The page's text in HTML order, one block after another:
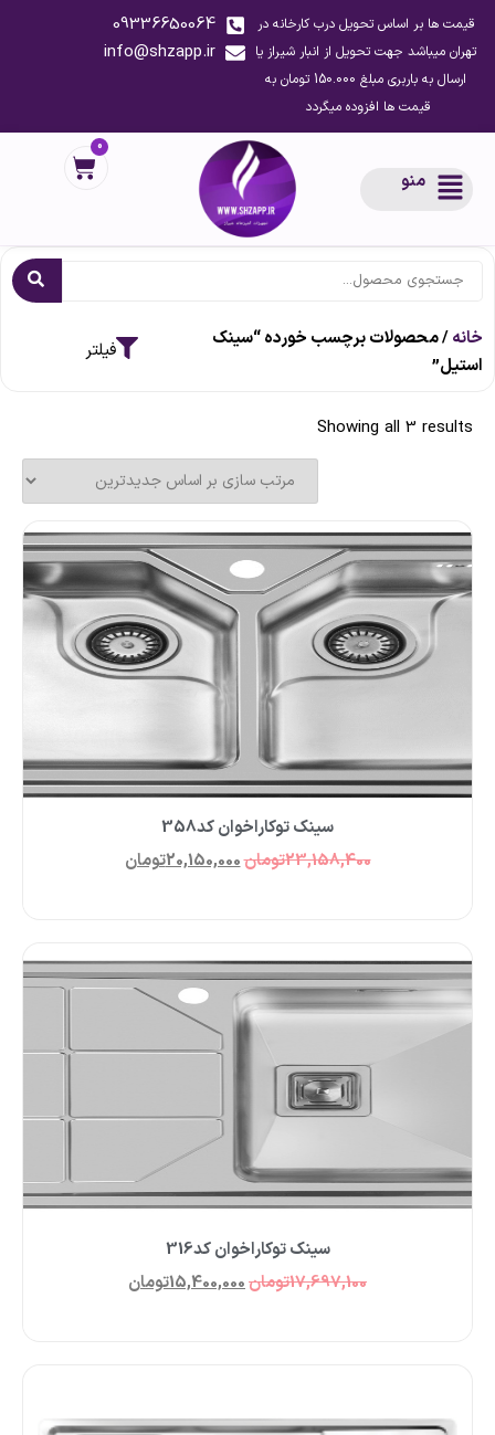
قیمت ها بر اساس تحویل درب کارخانه در
تهران میباشد جهت تحویل از انبار شیراز یا
ارسال به باربری مبلغ 150.000 تومان به
قیمت ها افزوده میگردد
09336650064
info@shzapp.ir
منو
0
خانه/ محصولات برچسب خورده “سینک
استیل”
Showing all 3 results
سینک توکاراخوان کد358
23,158,400تومان20,150,000تومان
سینک توکاراخوان کد316
17,697,100تومان15,400,000تومان